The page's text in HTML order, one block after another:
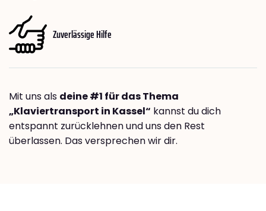
Zuverlässige Hilfe
Mit uns als deine #1 für das Thema
„Klaviertransport in Kassel“ kannst du dich
entspannt zurücklehnen und uns den Rest
überlassen. Das versprechen wir dir.